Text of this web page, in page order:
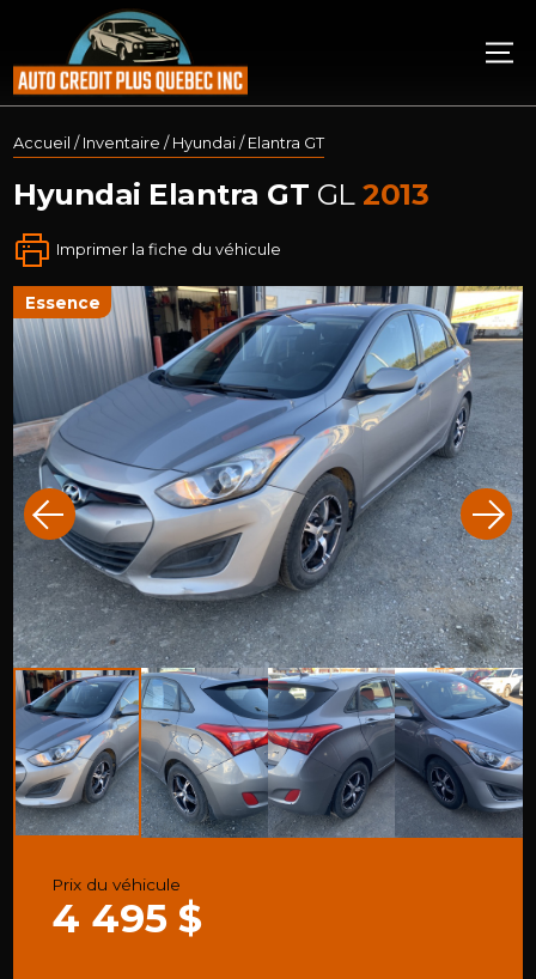
Accueil / Inventaire / Hyundai / Elantra GT
Hyundai Elantra GT GL 2013
Imprimer la fiche du véhicule
essence
Prix du véhicule
4 495 $